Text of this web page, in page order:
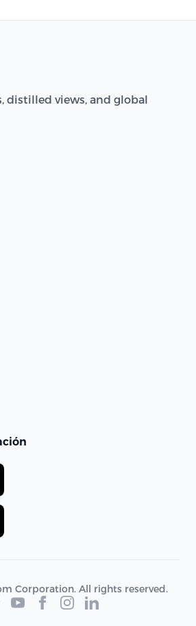
distilled views, and global
Corporation. All rights reserved.